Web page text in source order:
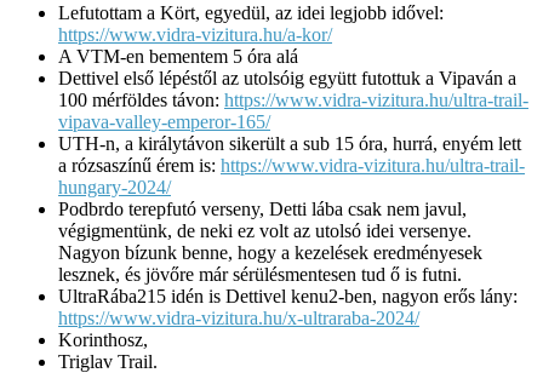
Lefutottam a Kört, egyedül, az idei legjobb idővel:
https://www.vidra-vizitura.hu/a-kor/
A VTM-en bementem 5 óra alá
Dettivel első lépéstől az utolsóig együtt futottuk a Vipaván a
100 mérföldes távon: https://www.vidra-vizitura.hu/ultra-trail-
vipava-valley-emperor-165/
UTH-n, a királytávon sikerült a sub 15 óra, hurrá, enyém lett
a rózsaszínű érem is: https://www.vidra-vizitura.hu/ultra-trail-
hungary-2024/
Podbrdo terepfutó verseny, Detti lába csak nem javul,
végigmentünk, de neki ez volt az utolsó idei versenye.
Nagyon bízunk benne, hogy a kezelések eredményesek
lesznek, és jövőre már sérülésmentesen tud ő is futni.
UltraRába215 idén is Dettivel kenu2-ben, nagyon erős lány:
https://www.vidra-vizitura.hu/x-ultraraba-2024/
Korinthosz,
Triglav Trail.